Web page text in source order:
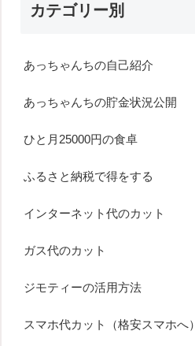
カテゴリー別
あっちゃんちの自己紹介
あっちゃんちの貯金状況公開
ひと月25000円の食卓
ふるさと納税で得をする
インターネット代のカット
ガス代のカット
ジモティーの活用方法
スマホ代カット（格安スマホへ）